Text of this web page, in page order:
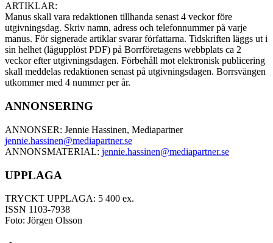
ARTIKLAR:
Manus skall vara redaktionen tillhanda senast 4 veckor före
utgivningsdag. Skriv namn, adress och telefonnummer på varje
manus. För signerade artiklar svarar författarna. Tidskriften läggs ut i
sin helhet (lågupplöst PDF) på Borrföretagens webbplats ca 2
veckor efter utgivningsdagen. Förbehåll mot elektronisk publicering
skall meddelas redaktionen senast på utgivningsdagen. Borrsvängen
utkommer med 4 nummer per år.
ANNONSERING
ANNONSER: Jennie Hassinen, Mediapartner
jennie.hassinen@mediapartner.se
ANNONSMATERIAL: jennie.hassinen@mediapartner.se
UPPLAGA
TRYCKT UPPLAGA: 5 400 ex.
ISSN 1103-7938
Foto: Jörgen Olsson